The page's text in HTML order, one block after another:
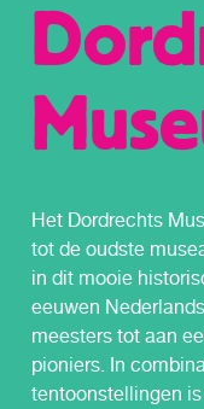
Het Dordrechts
tot de oudste
in dit mooie
eeuwen
meesters tot aan
pioniers. In
tentoonstellingen